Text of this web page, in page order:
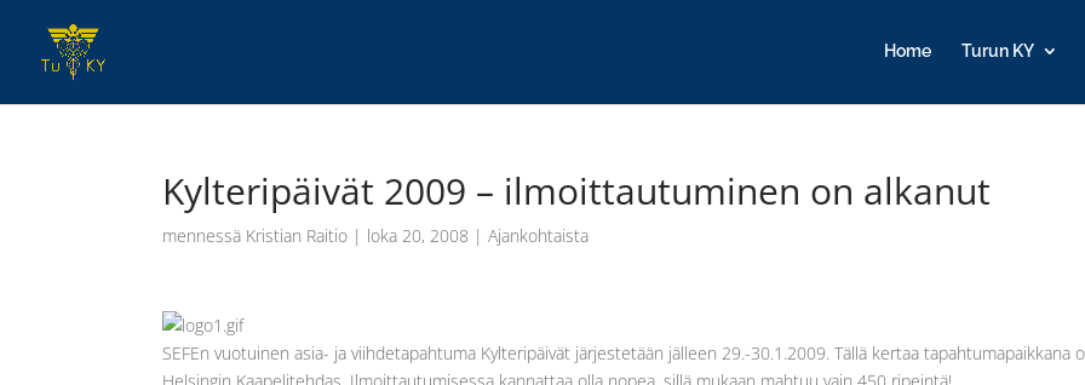
Home Turun KY
Kylteripäivät 2009 – ilmoittautuminen on alkanut
mennessä Kristian Raitio | loka 20, 2008 |Ajankohtaista
SEFEn vuotuinen asia- ja viihdetapahtuma Kylteripäivät järjestetään jälleen 29.-30.1.2009. Tällä kertaa tapahtumapaikkana